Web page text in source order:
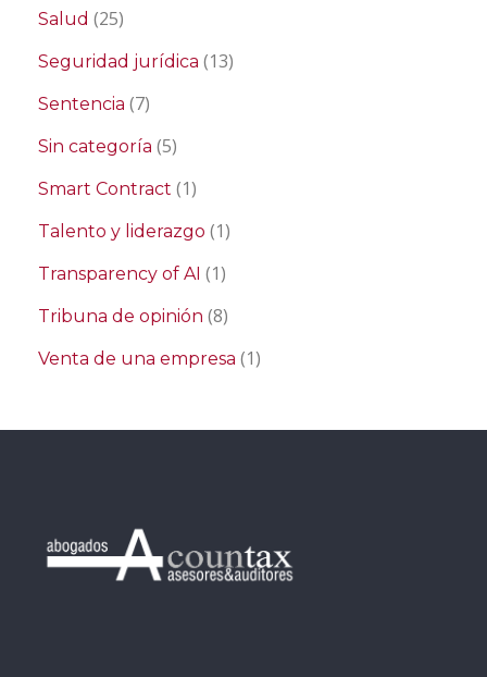
Salud (25)
Seguridad jurídica (13)
Sentencia (7)
Sin categoría (5)
Smart Contract (1)
Talento y liderazgo (1)
Transparency of AI (1)
Tribuna de opinión (8)
Venta de una empresa (1)